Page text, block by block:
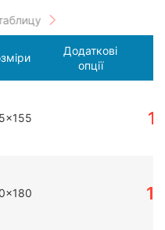
Додаткові
опції